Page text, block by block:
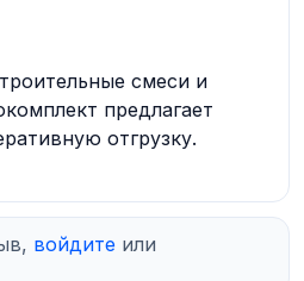
смеси и
предлагает
отгрузку.
войдите или